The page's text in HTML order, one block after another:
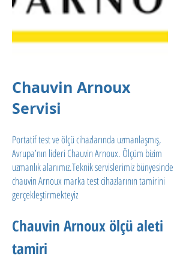
Chauvin Arnoux
Servisi
Portatif test ve ölçü cihazlarında uzmanlaşmış,
Avrupa’nın lideri Chauvin Arnoux. Ölçüm bizim
uzmanlık alanımız.Teknik servislerimiz bünyesinde
chauvin Arnoux marka test cihazlarının tamirini
gerçekleştirmekteyiz
Chauvin Arnoux ölçü aleti
tamiri